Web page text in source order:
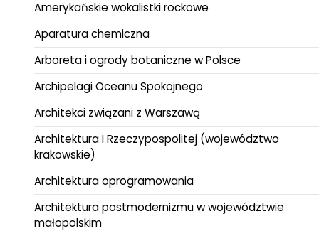
Amerykańskie wokalistki rockowe
Aparatura chemiczna
Arboreta i ogrody botaniczne w Polsce
Archipelagi Oceanu Spokojnego
Architekci związani z Warszawą
Architektura I Rzeczypospolitej (województwo
krakowskie)
Architektura oprogramowania
Architektura postmodernizmu w województwie
małopolskim